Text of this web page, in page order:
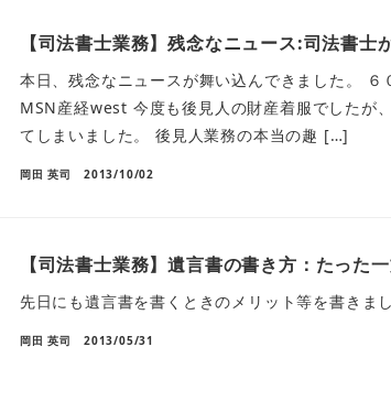
【司法書士業務】残念なニュース:司法書士
本日、残念なニュースが舞い込んできました。
MSN産経west 今度も後見人の財産着服でしたが
てしまいました。 後見人業務の本当の趣 […]
岡田 英司 2013/10/02
【司法書士業務】遺言書の書き方：たった
先日にも遺言書を書くときのメリット等を書きま
岡田 英司 2013/05/31